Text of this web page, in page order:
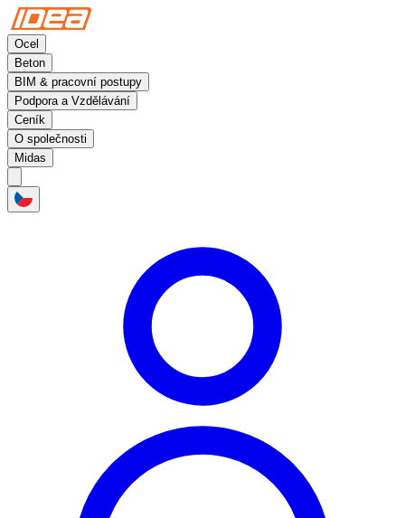
Ocel
Beton
BIM & pracovní postupy
Podpora a Vzdělávání
Ceník
O společnosti
Midas